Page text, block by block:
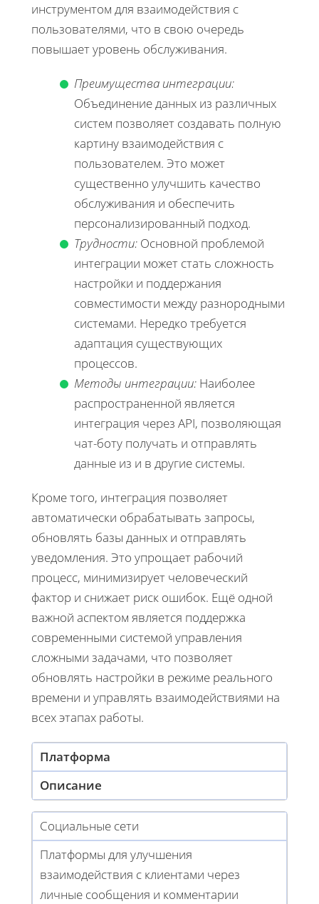
инструментом для взаимодействия с
пользователями, что в свою очередь
повышает уровень обслуживания.
Преимущества интеграции:
Объединение данных из различных
систем позволяет создавать полную
картину взаимодействия с
пользователем. Это может
существенно улучшить качество
обслуживания и обеспечить
персонализированный подход.
Трудности: Основной проблемой
интеграции может стать сложность
настройки и поддержания
совместимости между разнородными
системами. Нередко требуется
адаптация существующих
процессов.
Методы интеграции: Наиболее
распространенной является
интеграция через API, позволяющая
чат-боту получать и отправлять
данные из и в другие системы.
Кроме того, интеграция позволяет
автоматически обрабатывать запросы,
обновлять базы данных и отправлять
уведомления. Это упрощает рабочий
процесс, минимизирует человеческий
фактор и снижает риск ошибок. Ещё одной
важной аспектом является поддержка
современными системой управления
сложными задачами, что позволяет
обновлять настройки в режиме реального
времени и управлять взаимодействиями на
всех этапах работы.
Платформа
Описание
Социальные сети
Платформы для улучшения
взаимодействия с клиентами через
личные сообщения и комментарии